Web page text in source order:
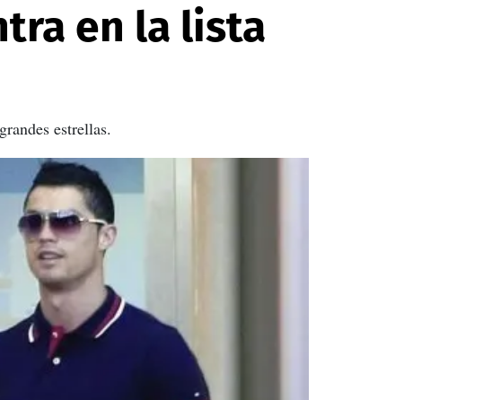
en la lista
estrellas.